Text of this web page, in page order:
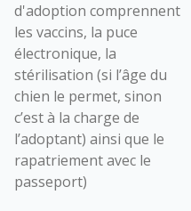
d'adoption comprennent
les vaccins, la puce
électronique, la
stérilisation (si l’âge du
chien le permet, sinon
c’est à la charge de
l’adoptant) ainsi que le
rapatriement avec le
passeport)